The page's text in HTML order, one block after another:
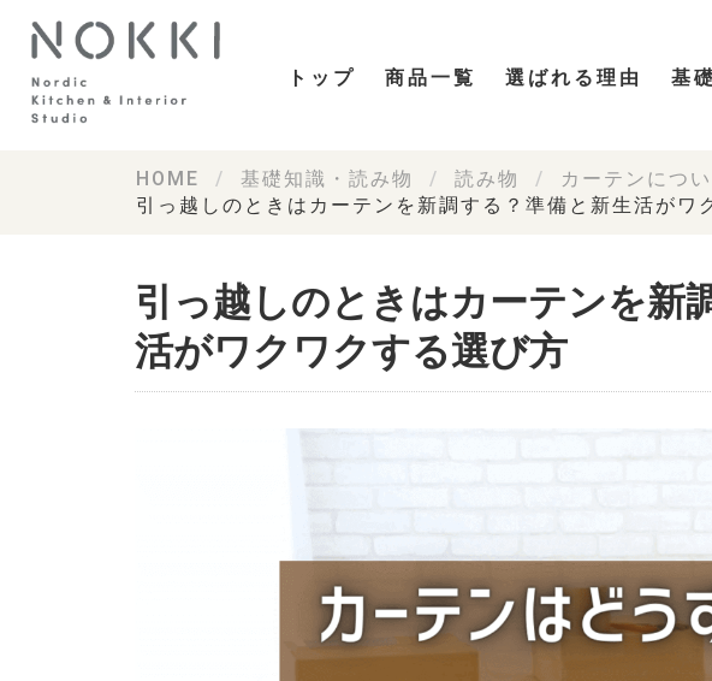
トップ 商品一覧 選ばれる理由 基
HOME 基礎知識・読み物 読み物
カーテンについ
引っ越しのときはカーテンを新調する？準備と新生活がワ
引っ越しのときはカーテンを新
活がワクワクする選び方